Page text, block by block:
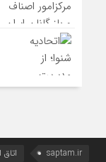
saptam.ir